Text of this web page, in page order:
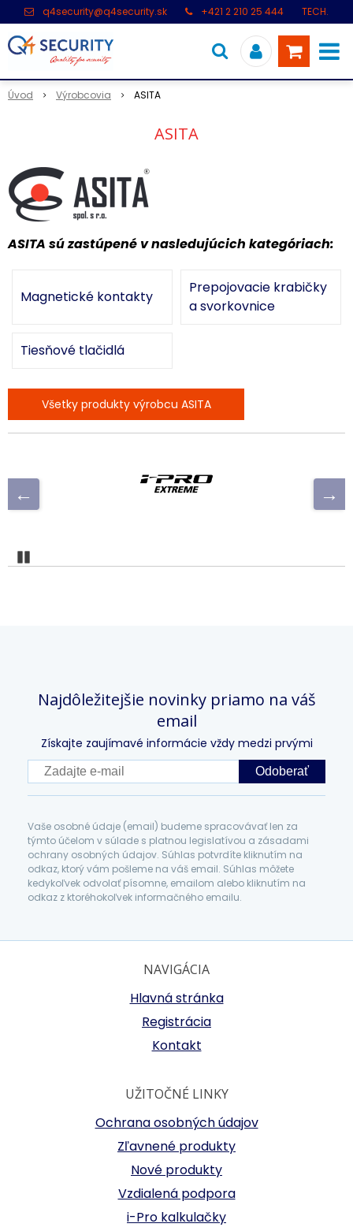
q4security@q4security.sk +421 2 210 25 444
TECH.
Úvod Výrobcovia ASITA
ASITA
ASITA sú zastúpené v nasledujúcich kategóriach:
Magnetické kontakty
Prepojovacie krabičky
a svorkovnice
Tiesňové tlačidlá
Všetky produkty výrobcu ASITA
Najdôležitejšie novinky priamo na váš
email
Získajte zaujímavé informácie vždy medzi prvými
Odoberať
Vaše osobné údaje (email) budeme spracovávať len za
týmto účelom v súlade s platnou legislatívou a zásadami
ochrany osobných údajov. Súhlas potvrdíte kliknutím na
odkaz, ktorý vám pošleme na váš email. Súhlas môžete
kedykoľvek odvolať písomne, emailom alebo kliknutím na
odkaz z ktoréhokoľvek informačného emailu.
NAVIGÁCIA
Hlavná stránka
Registrácia
Kontakt
UŽITOČNÉ LINKY
Ochrana osobných údajov
Zľavnené produkty
Nové produkty
Vzdialená podpora
i-Pro kalkulačky